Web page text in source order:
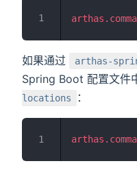
如果通过 arthas-
Spring Boot 配置文件
locations
：